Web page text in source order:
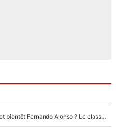
Max Verstappen, Lewis Hamilton… et bientôt Fernando Alonso ? Le classement des pilotes les mieux payés en Formule 1 risque de changer !